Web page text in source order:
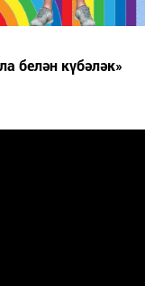
белән күбәләк»